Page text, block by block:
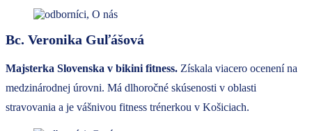
Bc. Veronika Guľášová
Majsterka Slovenska v bikini fitness. Získala viacero ocenení na
medzinárodnej úrovni. Má dlhoročné skúsenosti v oblasti
stravovania a je vášnivou fitness trénerkou v Košiciach.